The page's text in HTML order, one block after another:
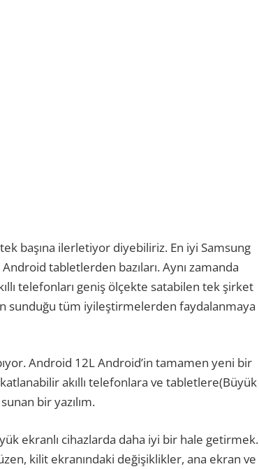
başına ilerletiyor diyebiliriz. En iyi Samsung
tabletlerden bazıları. Aynı zamanda
telefonları geniş ölçekte satabilen tek şirket
sunduğu tüm iyileştirmelerden faydalanmaya
Android 12L Android’in tamamen yeni bir
akıllı telefonlara ve tabletlere(Büyük
bir yazılım.
ekranlı cihazlarda daha iyi bir hale getirmek.
kilit ekranındaki değişiklikler, ana ekran ve